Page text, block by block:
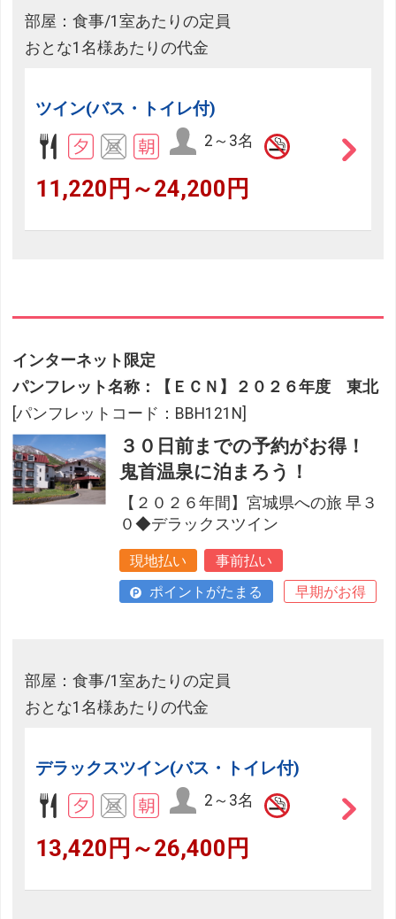
部屋：食事/1室あたりの定員
おとな1名様あたりの代金
ツイン(バス・トイレ付)
2～3名
11,220円～24,200円
インターネット限定
パンフレット名称：【ＥＣＮ】２０２６年度 東北
[パンフレットコード：BBH121N]
３０日前までの予約がお得！
鬼首温泉に泊まろう！
【２０２６年間】宮城県への旅 早３
０◆デラックスツイン
現地払い
事前払い
ポイントがたまる
早期がお得
部屋：食事/1室あたりの定員
おとな1名様あたりの代金
デラックスツイン(バス・トイレ付)
2～3名
13,420円～26,400円